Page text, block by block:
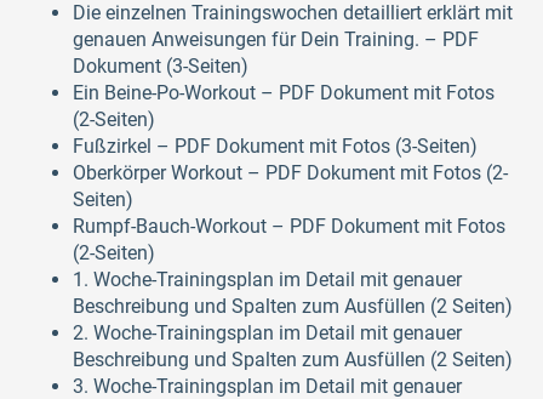
Die einzelnen Trainingswochen detailliert erklärt mit
genauen Anweisungen für Dein Training. – PDF
Dokument (3-Seiten)
Ein Beine-Po-Workout – PDF Dokument mit Fotos
(2-Seiten)
Fußzirkel – PDF Dokument mit Fotos (3-Seiten)
Oberkörper Workout – PDF Dokument mit Fotos (2-
Seiten)
Rumpf-Bauch-Workout – PDF Dokument mit Fotos
(2-Seiten)
1. Woche-Trainingsplan im Detail mit genauer
Beschreibung und Spalten zum Ausfüllen (2 Seiten)
2. Woche-Trainingsplan im Detail mit genauer
Beschreibung und Spalten zum Ausfüllen (2 Seiten)
3. Woche-Trainingsplan im Detail mit genauer